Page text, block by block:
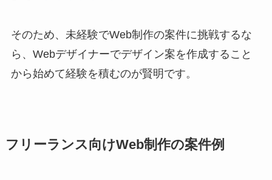
そのため、未経験でWeb制作の案件に挑戦するな
ら、Webデザイナーでデザイン案を作成すること
から始めて経験を積むのが賢明です。
フリーランス向けWeb制作の案件例